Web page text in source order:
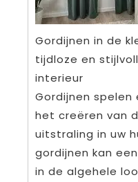
Gordijnen in de
tijdloze en
interieur
Gordijnen spelen
het creëren van
uitstraling in uw
gordijnen kan
in de algehele